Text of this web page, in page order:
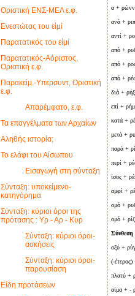
Οριστική ΕΝΣ-ΜΕΛ ε.φ.
Ενεστώτας του εἰμί
Παρατατικός του εἰμί
Παρατατικός-Αόριστος,
Οριστική ε.φ.
Παρακείμ.-Υπερσυντ, Οριστική
ε.φ.
Απαρέμφατο, ε.φ.
Τα επαγγέλματα των Αρχαίων
Αληθής ιστορία;
Το ελάφι του Αίσωπου
Εισαγωγή στη σύνταξη
Σύνταξη: υποκείμενο-
κατηγόρημα
Σύνταξη: κύριοι όροι της
πρότασης : Υρ - Αρ - Κυρ
Σύνταξη: κύριοι όροι-
ασκήσεις
Σύνταξη: κύριοι όροι-
παρουσίαση
Είδη προτάσεων
α +
ανά +
αντί +
από +
από +
από +
διά +
επί +
κατά +
μετά +
παρά +
περί +
ίσος +
αμφί +
ομό +
ομό +
Σύνθεση
οξύ +
(-
πλατύ +
αίμα + -